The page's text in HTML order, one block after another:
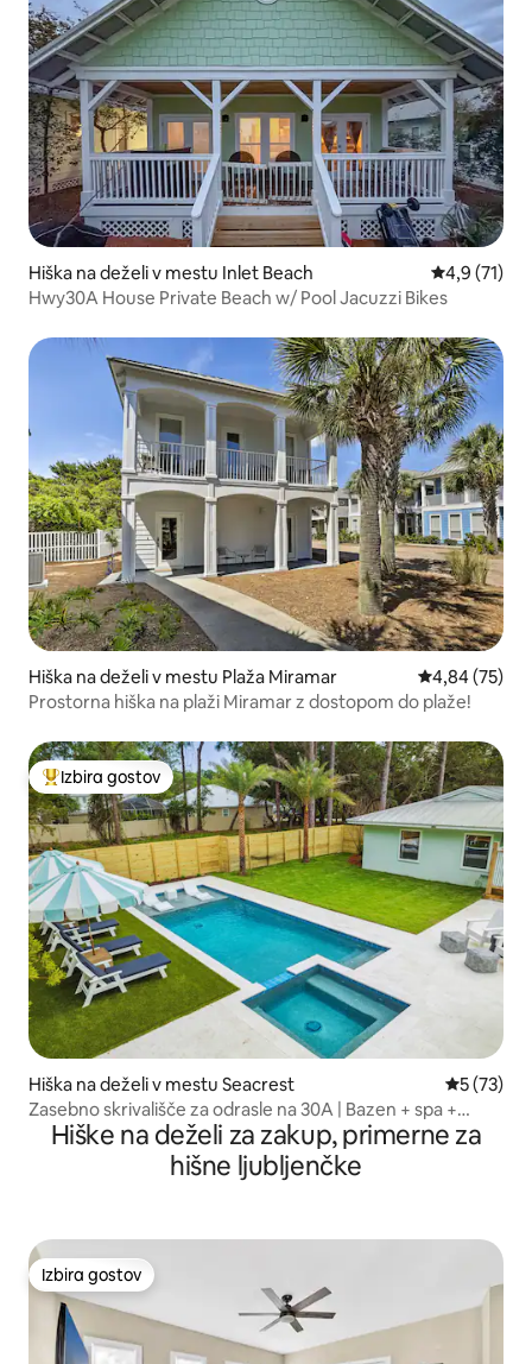
Hiška na deželi v mestu Inlet Beach Povprečna
4,9 (71)
Hwy30A House Private Beach w/ Pool Jacuzzi Bikes
Hiška na deželi v mestu Plaža Miramar Povprečna
4,84 (75)
Prostorna hiška na plaži Miramar z dostopom do plaže!
Najbolj priljubljena prenočišča z značko »Izbira gostov«
Izbira gostov
Hiška na deželi v mestu Seacrest
5 (73)
Zasebno skrivališče za odrasle na 30A | Bazen + spa +
kolesa
Hiške na deželi za zakup, primerne za
hišne ljubljenčke
Izbira gostov
Izbira gostov